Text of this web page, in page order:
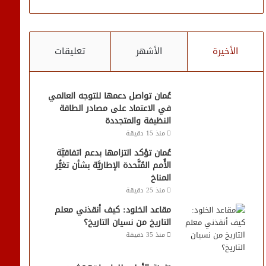
الأخيرة الأشهر تعليقات
عُمان تواصل دعمها للتوجه العالمي
في الاعتماد على مصادر الطاقة
النظيفة والمتجددة
منذ 15 دقيقة
عُمان تؤكد التزامها بدعم اتفاقيَّة
الأُمم المُتَّحدة الإطاريَّة بشأن تغيُّر
المناخ
منذ 25 دقيقة
مقاعد الخلود: كيف أنقذني معلم
التاريخ من نسيان التاريخ؟
منذ 35 دقيقة